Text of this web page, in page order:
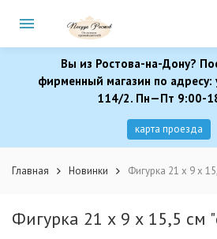
Вы из Ростова-на-Дону?
фирменный магазин по адресу:
114/2. Пн—Пт 9:00-
карта проезда
Главная Новинки Фигурка 21 х 9 х
Фигурка 21 х 9 х 15,5 см